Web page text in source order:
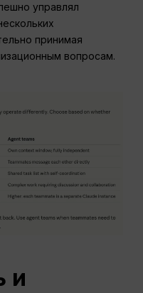
управлял
принимая
вопросам.
и